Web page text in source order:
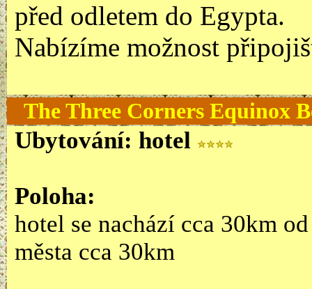
před odletem do Egypta.
Nabízíme možnost
The Three Corners Equinox
Ubytování: hotel
Poloha:
hotel se nachází cca 30km
města cca 30km